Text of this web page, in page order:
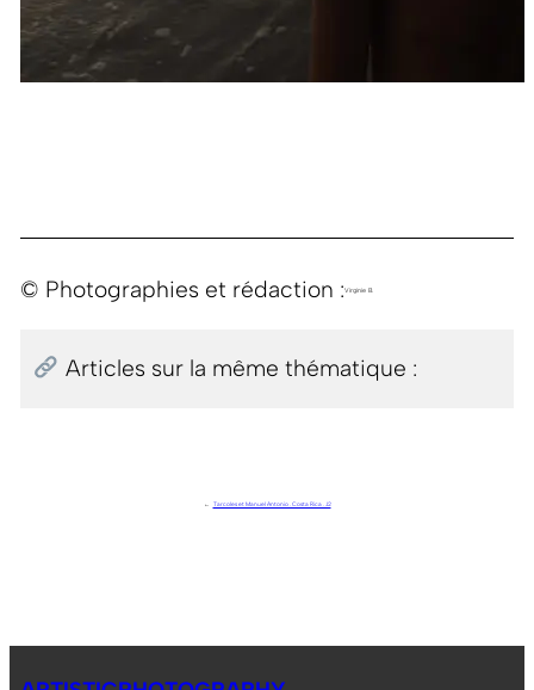
© Photographies et rédaction :Virginie B.
Articles sur la même thématique :
← Tarcoles et Manuel Antonio . Costa Rica . J2